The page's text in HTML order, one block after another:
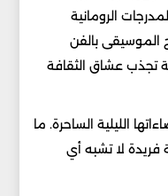
الرومانية
الموسيقى بالفن
تجذب عشاق الثقافة
الليلية الساحرة. ما
فريدة لا تشبه أي